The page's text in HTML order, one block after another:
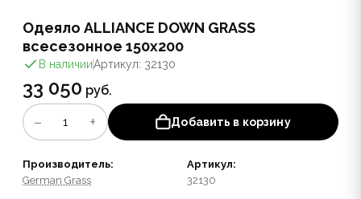
Одеяло ALLIANCE DOWN GRASS
всесезонное 150x200
В наличииАртикул: 32130
33 050 руб.
− 1 + Добавить в корзину
Производитель:
German Grass
Артикул:
32130